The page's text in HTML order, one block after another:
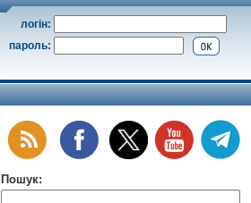
логін:
пароль:
Пошук: